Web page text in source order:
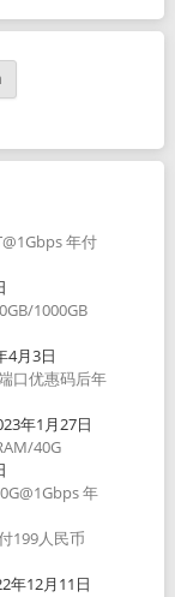
年付
1000GB
4月3日
口优惠码后年
年1月27日
40G
年
199人民币
年12月11日